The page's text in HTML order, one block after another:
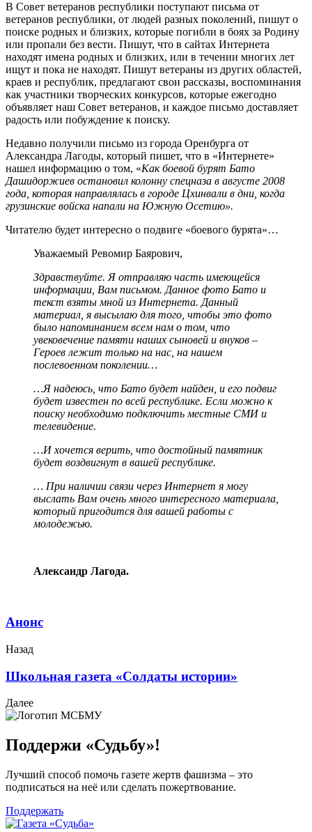
В Совет ветеранов республики поступают письма от
ветеранов республики, от людей разных поколений, пишут о
поиске родных и близких, которые погибли в боях за Родину
или пропали без вести. Пишут, что в сайтах Интернета
находят имена родных и близких, или в течении многих лет
ищут и пока не находят. Пишут ветераны из других областей,
краев и республик, предлагают свои рассказы, воспоминания
как участники творческих конкурсов, которые ежегодно
объявляет наш Совет ветеранов, и каждое письмо доставляет
радость или побуждение к поиску.
Недавно получили письмо из города Оренбурга от
Александра Лагоды, который пишет, что в «Интернете»
нашел информацию о том, «Как боевой бурят Бато
Дашидоржиев остановил колонну спецназа в августе 2008
года, которая направлялась в городе Цхинвали в дни, когда
грузинские войска напали на Южную Осетию».
Читателю будет интересно о подвиге «боевого бурята»…
Уважаемый Ревомир Баярович,
Здравствуйте. Я отправляю часть имеющейся
информации, Вам письмом. Данное фото Бато и
текст взяты мной из Интернета. Данный
материал, я высылаю для того, чтобы это фото
было напоминанием всем нам о том, что
увековечение памяти наших сыновей и внуков –
Героев лежит только на нас, на нашем
послевоенном поколении…
…Я надеюсь, что Бато будет найден, и его подвиг
будет известен по всей республике. Если можно к
поиску необходимо подключить местные СМИ и
телевидение.
…И хочется верить, что достойный памятник
будет воздвигнут в вашей республике.
… При наличии связи через Интернет я могу
выслать Вам очень много интересного материала,
который пригодится для вашей работы с
молодежью.
Александр Лагода.
Анонс
Назад
Школьная газета «Солдаты истории»
Далее
Поддержи «Судьбу»!
Лучший способ помочь газете жертв фашизма – это
подписаться на неё или сделать пожертвование.
Поддержать